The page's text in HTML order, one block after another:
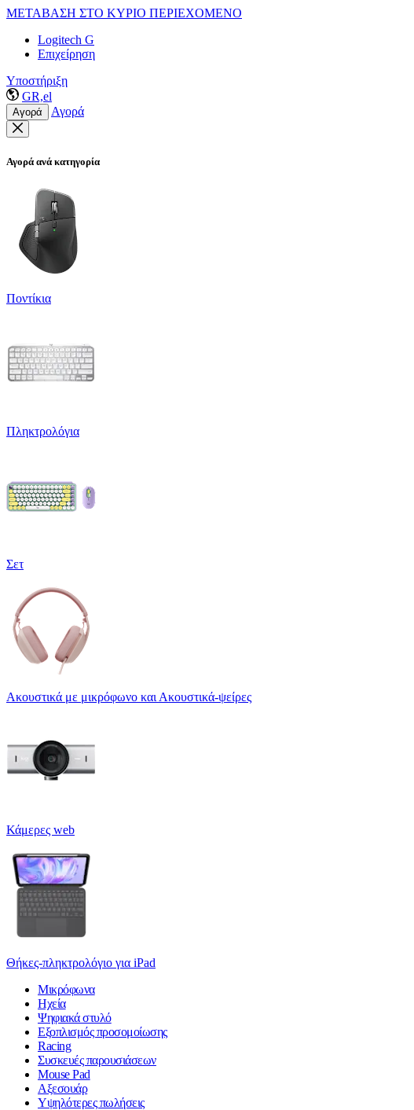
ΜΕΤΑΒΑΣΗ ΣΤΟ ΚΥΡΙΟ ΠΕΡΙΕΧΟΜΕΝΟ
Logitech G
Επιχείρηση
Υποστήριξη
GR,el
Αγορά Αγορά
Αγορά ανά κατηγορία
Ποντίκια
Πληκτρολόγια
Σετ
Ακουστικά με μικρόφωνο και Ακουστικά-ψείρες
Κάμερες web
Θήκες-πληκτρολόγιο για iPad
Μικρόφωνα
Ηχεία
Ψηφιακά στυλό
Εξοπλισμός προσομοίωσης
Racing
Συσκευές παρουσιάσεων
Mouse Pad
Αξεσουάρ
Υψηλότερες πωλήσεις